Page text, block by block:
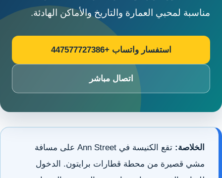
مناسبة لمحبي العمارة والتاريخ والأماكن الهادئة.
استفسار واتساب +447577727386
اتصال مباشر
الخلاصة:
تقع الكنيسة في Ann Street على مسافة
مشي قصيرة من محطة قطارات برايتون. الدخول